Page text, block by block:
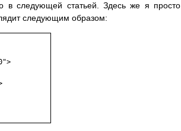
в следующей статьей. Здесь же я просто
следующим образом: